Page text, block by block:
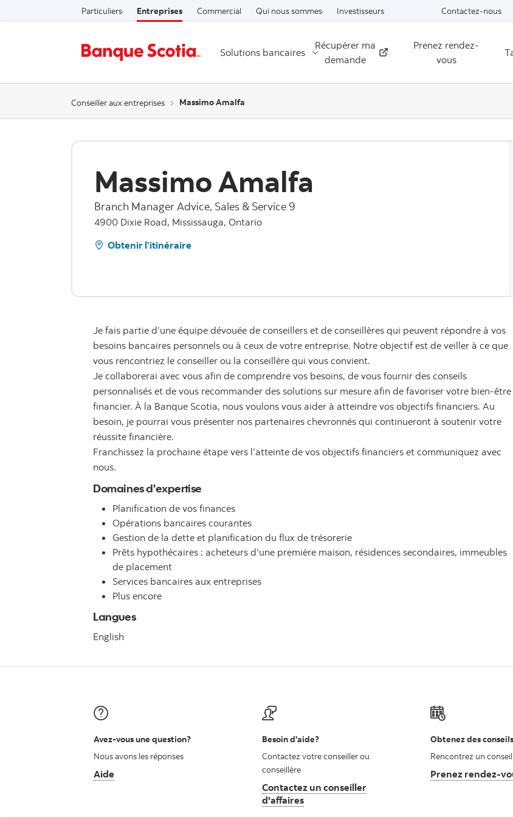
Passer au contenu
Particuliers Entreprises Commercial Qui nous sommes Investisseurs Contactez-nous
Solutions bancaires
Récupérer ma
demande
Externe
Prenez rendez-
vous
Conseiller aux entreprises Massimo Amalfa
Massimo Amalfa
Branch Manager Advice, Sales & Service 9
4900 Dixie Road, Mississauga, Ontario
Obtenir l’itinéraire
Je fais partie d’une équipe dévouée de conseillers et de conseillères qui peuvent répondre à vos
besoins bancaires personnels ou à ceux de votre entreprise. Notre objectif est de veiller à ce que
vous rencontriez le conseiller ou la conseillère qui vous convient.
Je collaborerai avec vous afin de comprendre vos besoins, de vous fournir des conseils
personnalisés et de vous recommander des solutions sur mesure afin de favoriser votre bien-être
financier. À la Banque Scotia, nous voulons vous aider à atteindre vos objectifs financiers. Au
besoin, je pourrai vous présenter nos partenaires chevronnés qui continueront à soutenir votre
réussite financière.
Franchissez la prochaine étape vers l’atteinte de vos objectifs financiers et communiquez avec
nous.
Domaines d'expertise
Planification de vos finances
Opérations bancaires courantes
Gestion de la dette et planification du flux de trésorerie
Prêts hypothécaires : acheteurs d’une première maison, résidences secondaires, immeubles
de placement
Services bancaires aux entreprises
Plus encore
Langues
English
Avez-vous une question?
Nous avons les réponses
Aide
Besoin d'aide?
Contactez votre conseiller ou
conseillère
Contactez un conseiller
d'affaires
Obtenez des conseils
Rencontrez un
Prenez rendez-